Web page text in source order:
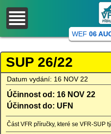
WEF 06
SUP 26/22
Datum vydání: 16 NOV 22
Účinnost od: 16 NOV 22
Účinnost do: UFN
Část VFR příručky, které se VFR-SUP